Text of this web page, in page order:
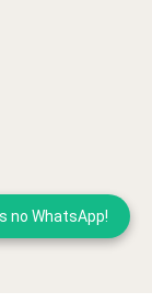
no WhatsApp!